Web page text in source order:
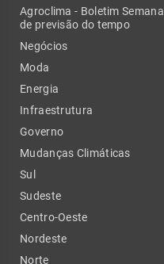
Agroclima - Boletim Semanal
de previsão do tempo
Negócios
Moda
Energia
Infraestrutura
Governo
Mudanças Climáticas
Sul
Sudeste
Centro-Oeste
Nordeste
Norte